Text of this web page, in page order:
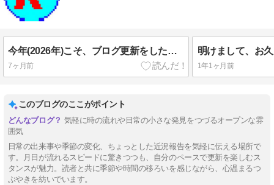
今年(2026年)こそ、ブログ更新をしたい(年末年始の話)
7ヶ月前
明けまして、お
1年1ヶ月前
このブログのここがポイント
気軽に時の流れや日常の小さな発見をつづるオープンな雰
囲気
日常の出来事や季節の変化、ちょっとした近況報告を気軽に伝える場所で
す。月日が流れるスピードに驚きつつも、自分のペースで更新を楽しむス
タンスが魅力。読者と共に季節や時間の移ろいを感じながら、心温まるつ
ぶやきを紡いでいます。